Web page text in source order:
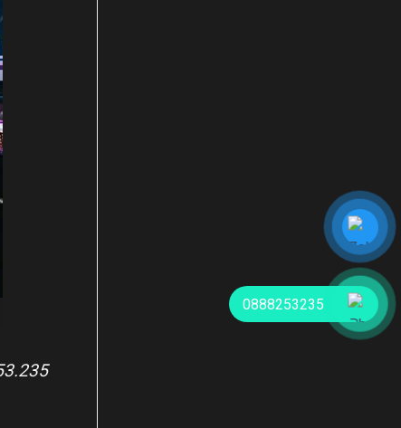
0888253235